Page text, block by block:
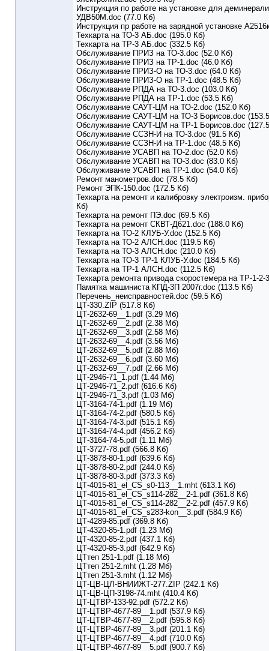
Инструкция по работе на установке для
УДВ50М.doc (77.0 Кб)
Инструкция пр работе на зарядной установке
Техкарта на ТО-3 АБ.doc (195.0 Кб)
Техкарта на ТР-3 АБ.doc (332.5 Кб)
Обслуживание ПРИЗ на ТО-3.doc (52.0 Кб)
Обслуживание ПРИЗ на ТР-1.doc (46.0 Кб)
Обслуживание ПРИЗ-О на ТО-3.doc (64.0 Кб)
Обслуживание ПРИЗ-О на ТР-1.doc (48.5 Кб)
Обслуживание РПДА на ТО-3.doc (103.0 Кб)
Обслуживание РПДА на ТР-1.doc (53.5 Кб)
Обслуживание САУТ-ЦМ на ТО-2.doc (152.0 Кб)
Обслуживание САУТ-ЦМ на ТО-3 Борисов.doc
Обслуживание САУТ-ЦМ на ТР-1 Борисов.doc
Обслуживание ССЗН-И на ТО-3.doc (91.5 Кб)
Обслуживание ССЗН-И на ТР-1.doc (48.5 Кб)
Обслуживание УСАВП на ТО-2.doc (52.0 Кб)
Обслуживание УСАВП на ТО-3.doc (83.0 Кб)
Обслуживание УСАВП на ТР-1.doc (54.0 Кб)
Ремонт манометров.doc (78.5 Кб)
Ремонт ЭПК-150.doc (172.5 Кб)
Техкарта на ремонт и калибровку электроизм.
Кб)
Техкарта на ремонт ПЭ.doc (69.5 Кб)
Техкарта на ремонт СКВТ-Д621.doc (188.0 Кб)
Техкарта на ТО-2 КЛУБ-У.doc (152.5 Кб)
Техкарта на ТО-2 АЛСН.doc (119.5 Кб)
Техкарта на ТО-3 АЛСН.doc (210.0 Кб)
Техкарта на ТО-3 ТР-1 КЛУБ-У.doc (184.5 Кб)
Техкарта на ТР-1 АЛСН.doc (112.5 Кб)
Техкарта ремонта привода скоростемера на ТР-1-2-
Памятка машиниста КПД-3П 2007г.doc (113.5 Кб)
Перечень_неисправностей.doc (59.5 Кб)
ЦТ-330.ZIP (517.8 Кб)
ЦТ-2632-69__1.pdf (3.29 Мб)
ЦТ-2632-69__2.pdf (2.38 Мб)
ЦТ-2632-69__3.pdf (2.58 Мб)
ЦТ-2632-69__4.pdf (3.56 Мб)
ЦТ-2632-69__5.pdf (2.88 Мб)
ЦТ-2632-69__6.pdf (3.60 Мб)
ЦТ-2632-69__7.pdf (2.66 Мб)
ЦТ-2946-71_1.pdf (1.44 Мб)
ЦТ-2946-71_2.pdf (616.6 Кб)
ЦТ-2946-71_3.pdf (1.03 Мб)
ЦТ-3164-74-1.pdf (1.19 Мб)
ЦТ-3164-74-2.pdf (580.5 Кб)
ЦТ-3164-74-3.pdf (515.1 Кб)
ЦТ-3164-74-4.pdf (456.2 Кб)
ЦТ-3164-74-5.pdf (1.11 Мб)
ЦТ-3727-78.pdf (566.8 Кб)
ЦТ-3878-80-1.pdf (639.6 Кб)
ЦТ-3878-80-2.pdf (244.0 Кб)
ЦТ-3878-80-3.pdf (373.3 Кб)
ЦТ-4015-81_el_CS_s0-113__1.mht (613.1 Кб)
ЦТ-4015-81_el_CS_s114-282__2-1.pdf (361.8 Кб)
ЦТ-4015-81_el_CS_s114-282__2-2.pdf (457.9 Кб)
ЦТ-4015-81_el_CS_s283-kon__3.pdf (584.9 Кб)
ЦТ-4289-85.pdf (369.8 Кб)
ЦТ-4320-85-1.pdf (1.23 Мб)
ЦТ-4320-85-2.pdf (437.1 Кб)
ЦТ-4320-85-3.pdf (642.9 Кб)
ЦТтеп 251-1.pdf (1.18 Мб)
ЦТтеп 251-2.mht (1.28 Мб)
ЦТтеп 251-3.mht (1.12 Мб)
ЦТ-ЦВ-ЦЛ-ВНИИЖТ-277.ZIP (242.1 Кб)
ЦТ-ЦВ-ЦП-3198-74.mht (410.4 Кб)
ЦТ-ЦТВР-133-92.pdf (572.2 Кб)
ЦТ-ЦТВР-4677-89__1.pdf (537.9 Кб)
ЦТ-ЦТВР-4677-89__2.pdf (595.8 Кб)
ЦТ-ЦТВР-4677-89__3.pdf (201.1 Кб)
ЦТ-ЦТВР-4677-89__4.pdf (710.0 Кб)
ЦТ-ЦТВР-4677-89__5.pdf (900.7 Кб)